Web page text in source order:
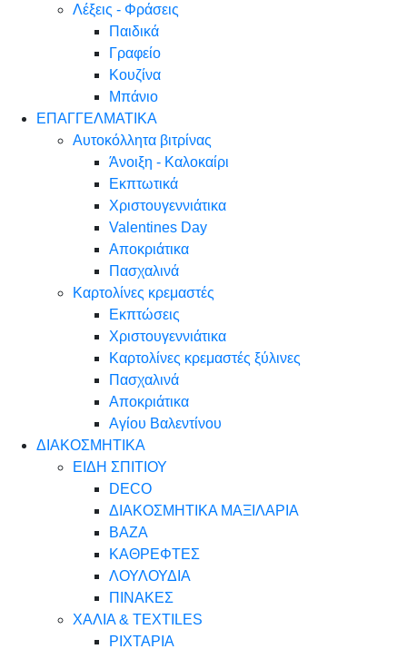
Λέξεις - Φράσεις
Παιδικά
Γραφείο
Κουζίνα
Μπάνιο
ΕΠΑΓΓΕΛΜΑΤΙΚΑ
Αυτοκόλλητα βιτρίνας
Άνοιξη - Καλοκαίρι
Εκπτωτικά
Χριστουγεννιάτικα
Valentines Day
Αποκριάτικα
Πασχαλινά
Καρτολίνες κρεμαστές
Εκπτώσεις
Χριστουγεννιάτικα
Καρτολίνες κρεμαστές ξύλινες
Πασχαλινά
Αποκριάτικα
Αγίου Βαλεντίνου
ΔΙΑΚΟΣΜΗΤΙΚΑ
ΕΙΔΗ ΣΠΙΤΙΟΥ
DECO
ΔΙΑΚΟΣΜΗΤΙΚΑ ΜΑΞΙΛΑΡΙΑ
ΒΑΖΑ
ΚΑΘΡΕΦΤΕΣ
ΛΟΥΛΟΥΔΙΑ
ΠΙΝΑΚΕΣ
ΧΑΛΙΑ & TEXTILES
ΡΙΧΤΑΡΙΑ